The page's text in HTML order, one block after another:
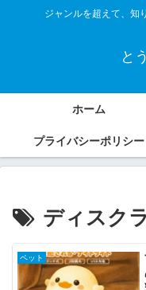
ジャンルを超えて、知
と
ホーム
プライバシーポリシー
ディスク
ペット